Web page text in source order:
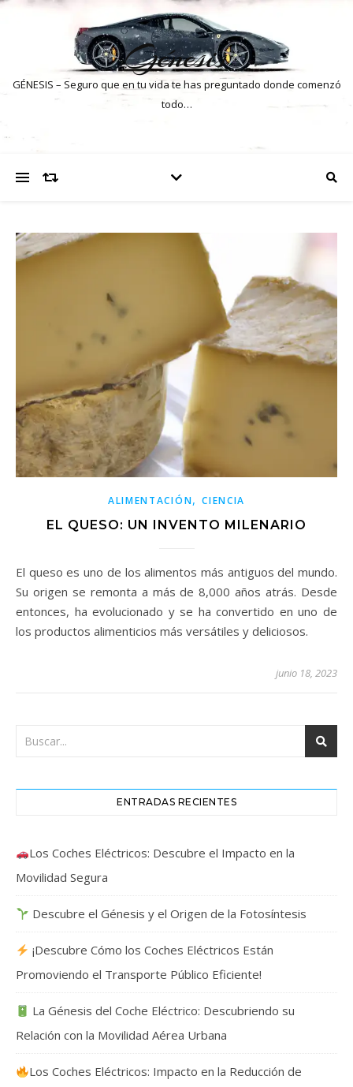
Génesis
GÉNESIS – Seguro que en tu vida te has preguntado donde comenzó
todo…
ALIMENTACIÓN,CIENCIA
EL QUESO: UN INVENTO MILENARIO
El queso es uno de los alimentos más antiguos del mundo.
Su origen se remonta a más de 8,000 años atrás. Desde
entonces, ha evolucionado y se ha convertido en uno de
los productos alimenticios más versátiles y deliciosos.
junio 18, 2023
ENTRADAS RECIENTES
Los Coches Eléctricos: Descubre el Impacto en la
Movilidad Segura
Descubre el Génesis y el Origen de la Fotosíntesis
¡Descubre Cómo los Coches Eléctricos Están
Promoviendo el Transporte Público Eficiente!
La Génesis del Coche Eléctrico: Descubriendo su
Relación con la Movilidad Aérea Urbana
Los Coches Eléctricos: Impacto en la Reducción de